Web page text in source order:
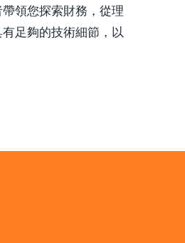
領您探索財務，從理
足夠的技術細節，以